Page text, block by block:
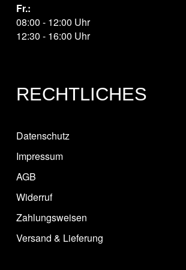
Fr.:
08:00 - 12:00 Uhr
12:30 - 16:00 Uhr
RECHTLICHES
Datenschutz
Impressum
AGB
Widerruf
Zahlungsweisen
Versand & Lieferung